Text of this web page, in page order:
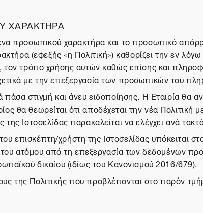
ΧΑΡΑΚΤΗΡΑ
προσωπικού χαρακτήρα και το προσωπικό
(εφεξής «η Πολιτική») καθορίζει την εν
τρόπο χρήσης αυτών καθώς επίσης και
με την επεξεργασία των προσωπικών του
στιγμή και άνευ ειδοποίησης. Η Εταιρία θα
θα θεωρείται ότι αποδέχεται την νέα Πολιτική
Ιστοσελίδας παρακαλείται να ελέγχει ανά
επισκέπτη/χρήστη της Ιστοσελίδας υπόκειται
του ατόμου από τη επεξεργασία των δεδομένων
δικαίου (ιδίως του Κανονισμού 2016/679).
της Πολιτικής που προβλέπονται στο παρόν